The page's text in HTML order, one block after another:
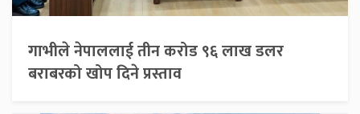
गाभीले नेपाललाई तीन करोड ९६ लाख डलर
बराबरको खोप दिने प्रस्ताव